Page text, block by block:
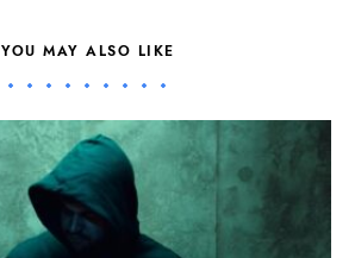
YOU MAY ALSO LIKE